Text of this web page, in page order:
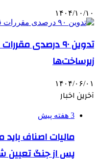
۱۴۰۴/۱۰/۱۰
تدوین ۹۰ درصدی
زیرساخت‌ها
۱۴۰۴/۰۶/۰۱
آخرین اخبار
3 هفته پیش
مالیات اصناف
پس از جنگ تعیین